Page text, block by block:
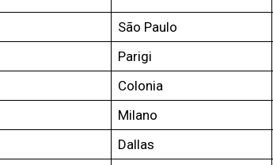
São Paulo
Parigi
Colonia
Milano
Dallas